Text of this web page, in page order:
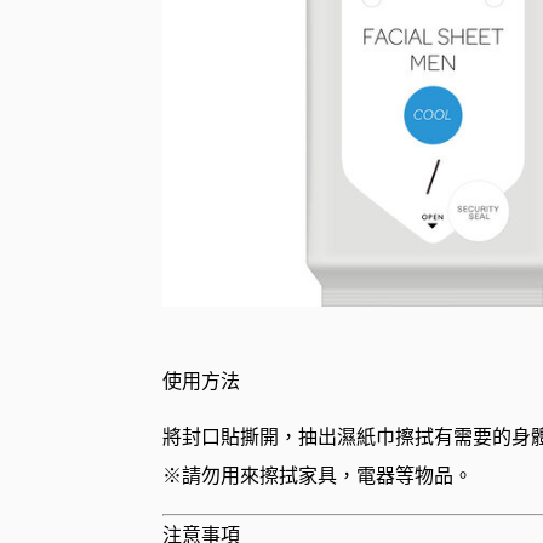
使用方法
將封口貼撕開，抽出濕紙巾擦拭有需要的
※請勿用來擦拭家具，電器等物品。
注意事項